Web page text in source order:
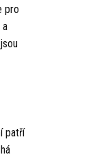
pro
a
patří